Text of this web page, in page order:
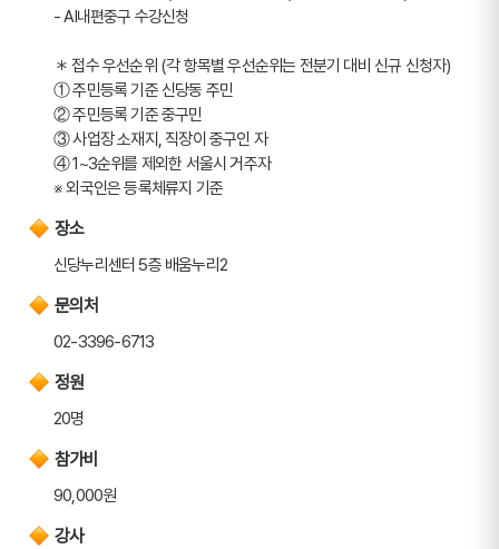
- AI내편중구 수강신청
＊ 접수 우선순위 (각 항목별 우선순위는 전분기 대비 신규 신청자)
① 주민등록 기준 신당동 주민
② 주민등록 기준 중구민
③ 사업장 소재지, 직장이 중구인 자
④ 1~3순위를 제외한 서울시 거주자
※ 외국인은 등록체류지 기준
장소
신당누리센터 5층 배움누리2
문의처
02-3396-6713
정원
20명
참가비
90,000원
강사